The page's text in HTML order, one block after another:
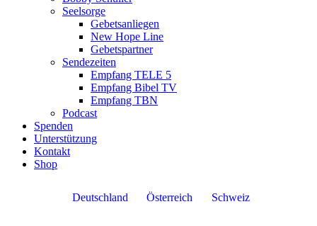
Seelsorge
Gebetsanliegen
New Hope Line
Gebetspartner
Sendezeiten
Empfang TELE 5
Empfang Bibel TV
Empfang TBN
Podcast
Spenden
Unterstützung
Kontakt
Shop
Deutschland Österreich Schweiz